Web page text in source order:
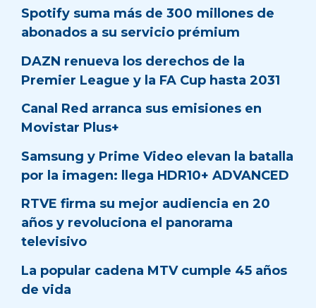
Spotify suma más de 300 millones de
abonados a su servicio prémium
DAZN renueva los derechos de la
Premier League y la FA Cup hasta 2031
Canal Red arranca sus emisiones en
Movistar Plus+
Samsung y Prime Video elevan la batalla
por la imagen: llega HDR10+ ADVANCED
RTVE firma su mejor audiencia en 20
años y revoluciona el panorama
televisivo
La popular cadena MTV cumple 45 años
de vida